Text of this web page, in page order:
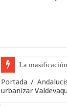
La
La opinión
Portada /
urbanizar